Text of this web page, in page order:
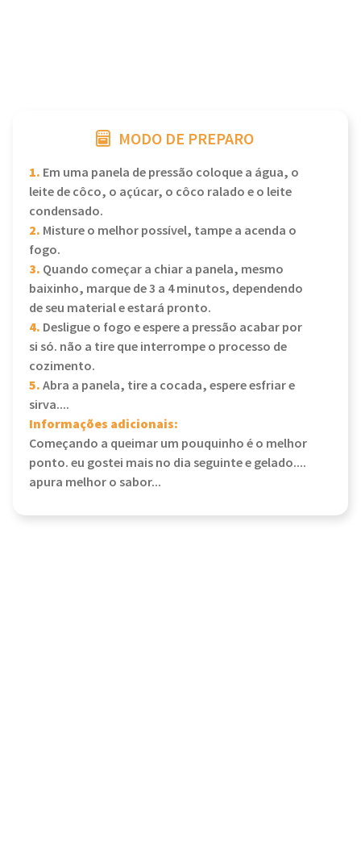
MODO DE PREPARO
1. Em uma panela de pressão coloque a água, o
leite de côco, o açúcar, o côco ralado e o leite
condensado.
2. Misture o melhor possível, tampe a acenda o
fogo.
3. Quando começar a chiar a panela, mesmo
baixinho, marque de 3 a 4 minutos, dependendo
de seu material e estará pronto.
4. Desligue o fogo e espere a pressão acabar por
si só. não a tire que interrompe o processo de
cozimento.
5.Abra a panela, tire a cocada, espere esfriar e
sirva....
Informações adicionais:
Começando a queimar um pouquinho é o melhor
ponto. eu gostei mais no dia seguinte e gelado....
apura melhor o sabor...